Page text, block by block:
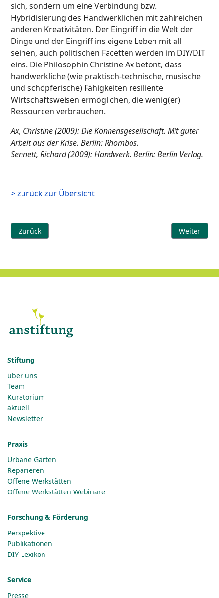
sich, sondern um eine Verbindung bzw.
Hybridisierung des Handwerklichen mit zahlreichen
anderen Kreativitäten. Der Eingriff in die Welt der
Dinge und der Eingriff ins eigene Leben mit all
seinen, auch politischen Facetten werden im DIY/DIT
eins. Die Philosophin Christine Ax betont, dass
handwerkliche (wie praktisch-technische, musische
und schöpferische) Fähigkeiten resiliente
Wirtschaftsweisen ermöglichen, die wenig(er)
Ressourcen verbrauchen.
Ax, Christine (2009): Die Könnensgesellschaft. Mit guter
Arbeit aus der Krise. Berlin: Rhombos.
Sennett, Richard (2009): Handwerk. Berlin: Berlin Verlag.
> zurück zur Übersicht
Vorheriger Beitrag: Habitus
Zurück Nächster
Weiter
Stiftung
über uns
Team
Kuratorium
aktuell
Newsletter
Praxis
Urbane Gärten
Reparieren
Offene Werkstätten
Offene Werkstätten Webinare
Forschung & Förderung
Perspektive
Publikationen
DIY-Lexikon
Service
Presse